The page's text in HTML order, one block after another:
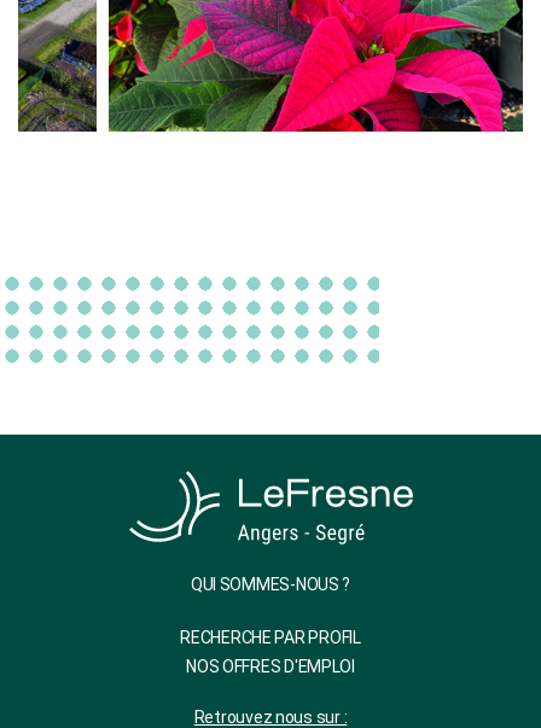
QUI SOMMES-NOUS ?
RECHERCHE PAR PROFIL
NOS OFFRES D'EMPLOI
Retrouvez nous sur :